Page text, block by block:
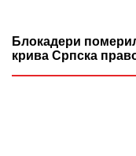
Блокадери
крива Српска